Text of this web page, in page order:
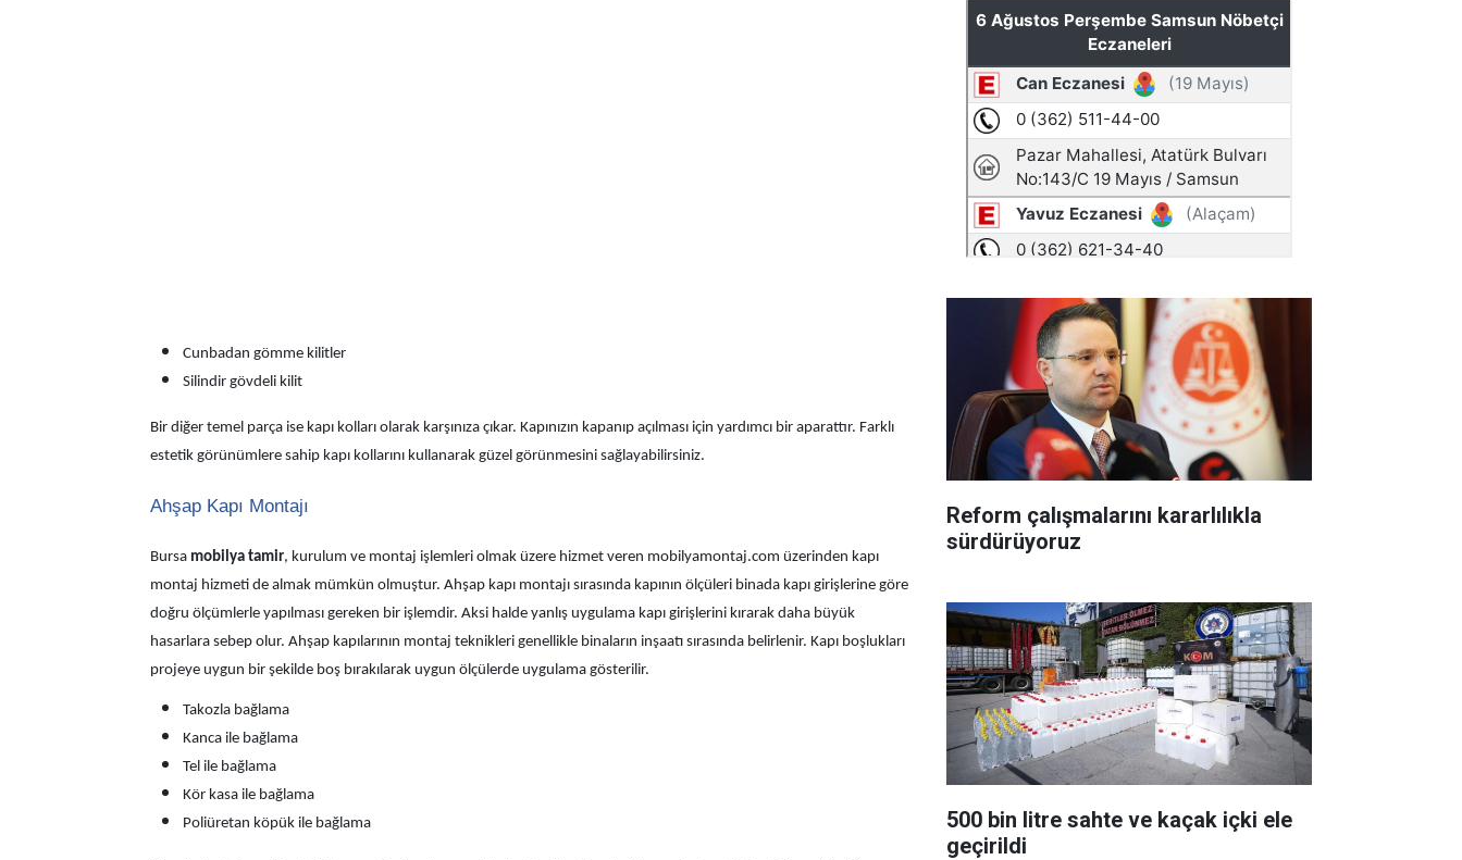
Cunbadan gömme kilitler
Silindir gövdeli kilit
Bir diğer temel parça ise kapı kolları olarak karşınıza çıkar. Kapınızın kapanıp açılması için yardımcı bir aparattır. Farklı
estetik görünümlere sahip kapı kollarını kullanarak güzel görünmesini sağlayabilirsiniz.
Ahşap Kapı Montajı
Bursa mobilya tamir, kurulum ve montaj işlemleri olmak üzere hizmet veren mobilyamontaj.com üzerinden kapı
montaj hizmeti de almak mümkün olmuştur. Ahşap kapı montajı sırasında kapının ölçüleri binada kapı girişlerine göre
doğru ölçümlerle yapılması gereken bir işlemdir. Aksi halde yanlış uygulama kapı girişlerini kırarak daha büyük
hasarlara sebep olur. Ahşap kapılarının montaj teknikleri genellikle binaların inşaatı sırasında belirlenir. Kapı boşlukları
projeye uygun bir şekilde boş bırakılarak uygun ölçülerde uygulama gösterilir.
Takozla bağlama
Kanca ile bağlama
Tel ile bağlama
Kör kasa ile bağlama
Poliüretan köpük ile bağlama
Reform çalışmalarını kararlılıkla
sürdürüyoruz
500 bin litre sahte ve kaçak içki ele
geçirildi